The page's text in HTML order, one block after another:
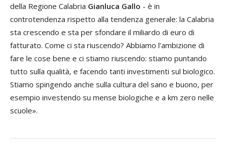
della Regione Calabria Gianluca Gallo - è in
controtendenza rispetto alla tendenza generale: la Calabria
sta crescendo e sta per sfondare il miliardo di euro di
fatturato. Come ci sta riuscendo? Abbiamo l’ambizione di
fare le cose bene e ci stiamo riuscendo: stiamo puntando
tutto sulla qualità, e facendo tanti investimenti sul biologico.
Stiamo spingendo anche sulla cultura del sano e buono, per
esempio investendo su mense biologiche e a km zero nelle
scuole».